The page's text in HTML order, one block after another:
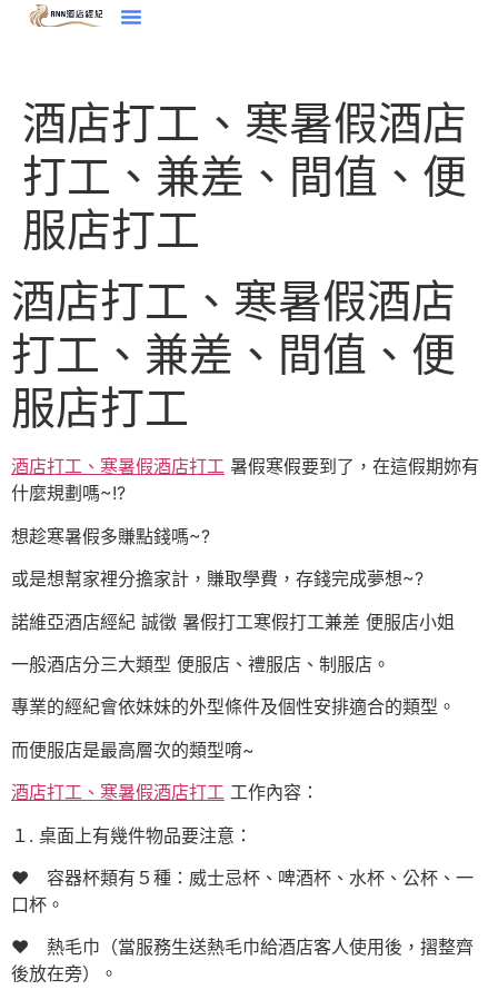
酒店打工、寒暑假酒店
打工、兼差、間值、便
服店打工
酒店打工、寒暑假酒店
打工、兼差、間值、便
服店打工
酒店打工、寒暑假酒店打工 暑假寒假要到了，在這假期妳有
什麼規劃嗎~!?
想趁寒暑假多賺點錢嗎~?
或是想幫家裡分擔家計，賺取學費，存錢完成夢想~?
諾維亞酒店經紀 誠徵 暑假打工寒假打工兼差 便服店小姐
一般酒店分三大類型 便服店、禮服店、制服店。
專業的經紀會依妹妹的外型條件及個性安排適合的類型。
而便服店是最高層次的類型唷~
酒店打工、寒暑假酒店打工 工作內容：
１. 桌面上有幾件物品要注意：
♥ 容器杯類有５種：威士忌杯、啤酒杯、水杯、公杯、一
口杯。
♥ 熱毛巾（當服務生送熱毛巾給酒店客人使用後，摺整齊
後放在旁）。